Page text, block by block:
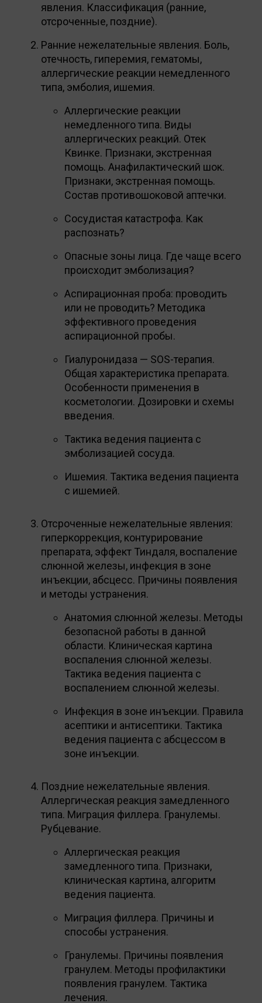
явления. Классификация (ранние,
отсроченные, поздние).
Ранние нежелательные явления. Боль,
отечность, гиперемия, гематомы,
аллергические реакции немедленного
типа, эмболия, ишемия.
Аллергические реакции
немедленного типа. Виды
аллергических реакций. Отек
Квинке. Признаки, экстренная
помощь. Анафилактический шок.
Признаки, экстренная помощь.
Состав противошоковой аптечки.
Сосудистая катастрофа. Как
распознать?
Опасные зоны лица. Где чаще всего
происходит эмболизация?
Аспирационная проба: проводить
или не проводить? Методика
эффективного проведения
аспирационной пробы.
Гиалуронидаза — SOS-терапия.
Общая характеристика препарата.
Особенности применения в
косметологии. Дозировки и схемы
введения.
Тактика ведения пациента с
эмболизацией сосуда.
Ишемия. Тактика ведения пациента
с ишемией.
Отсроченные нежелательные явления:
гиперкоррекция, контурирование
препарата, эффект Тиндаля, воспаление
слюнной железы, инфекция в зоне
инъекции, абсцесс. Причины появления
и методы устранения.
Анатомия слюнной железы. Методы
безопасной работы в данной
области. Клиническая картина
воспаления слюнной железы.
Тактика ведения пациента с
воспалением слюнной железы.
Инфекция в зоне инъекции. Правила
асептики и антисептики. Тактика
ведения пациента с абсцессом в
зоне инъекции.
Поздние нежелательные явления.
Аллергическая реакция замедленного
типа. Миграция филлера. Гранулемы.
Рубцевание.
Аллергическая реакция
замедленного типа. Признаки,
клиническая картина, алгоритм
ведения пациента.
Миграция филлера. Причины и
способы устранения.
Гранулемы. Причины появления
гранулем. Методы профилактики
появления гранулем. Тактика
лечения.